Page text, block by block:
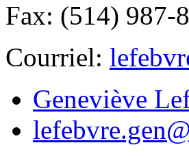
Fax: (514) 987-
Courriel:
Geneviève